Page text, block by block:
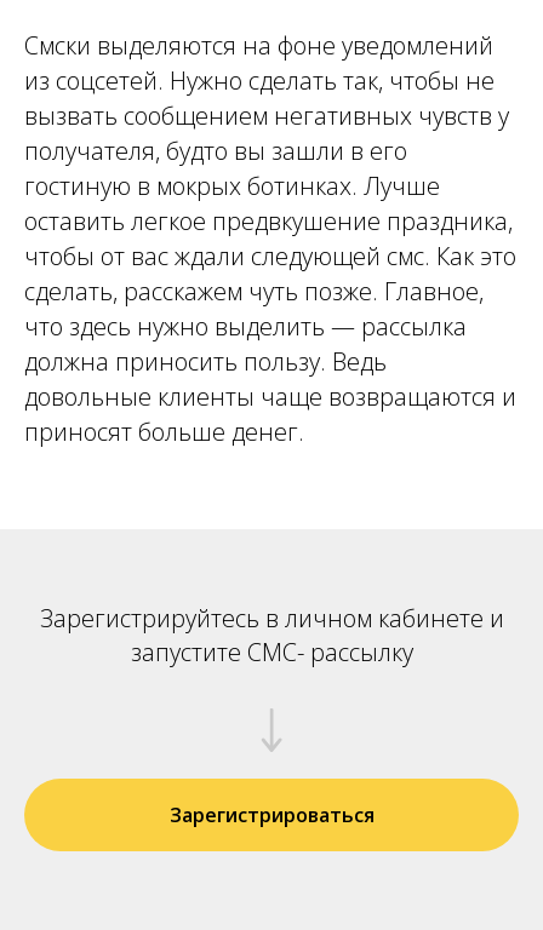
Смски выделяются на фоне уведомлений
из соцсетей. Нужно сделать так, чтобы не
вызвать сообщением негативных чувств у
получателя, будто вы зашли в его
гостиную в мокрых ботинках. Лучше
оставить легкое предвкушение праздника,
чтобы от вас ждали следующей смс. Как это
сделать, расскажем чуть позже. Главное,
что здесь нужно выделить — рассылка
должна приносить пользу. Ведь
довольные клиенты чаще возвращаются и
приносят больше денег.
Зарегистрируйтесь в личном кабинете и
запустите СМС- рассылку
Зарегистрироваться